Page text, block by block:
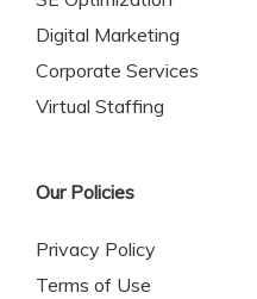
Digital Marketing
Corporate Services
Virtual Staffing
Our Policies
Privacy Policy
Terms of Use